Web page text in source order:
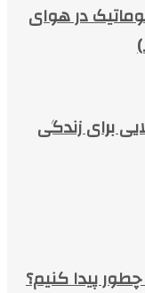
در هوای
برای زندگی
چطور پیدا کنیم؟